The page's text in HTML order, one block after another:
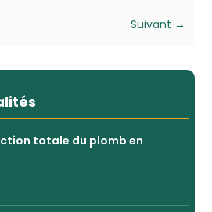
Suivant →
totale du plomb en